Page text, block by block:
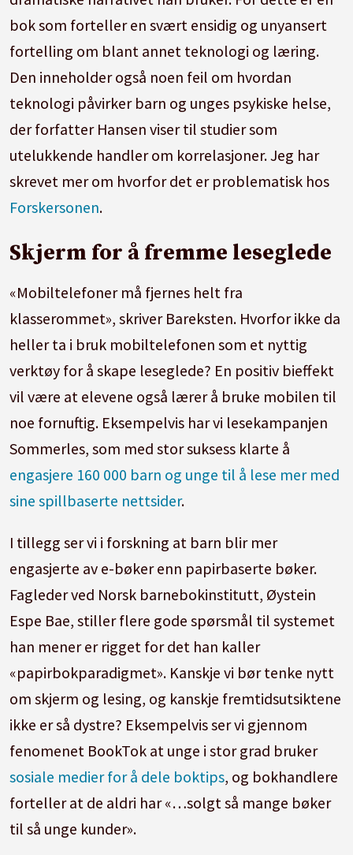
bok som forteller en svært ensidig og unyansert
fortelling om blant annet teknologi og læring.
Den inneholder også noen feil om hvordan
teknologi påvirker barn og unges psykiske helse,
der forfatter Hansen viser til studier som
utelukkende handler om korrelasjoner. Jeg har
skrevet mer om hvorfor det er problematisk hos
Forskersonen.
Skjerm for å fremme leseglede
«Mobiltelefoner må fjernes helt fra
klasserommet», skriver Bareksten. Hvorfor ikke da
heller ta i bruk mobiltelefonen som et nyttig
verktøy for å skape leseglede? En positiv bieffekt
vil være at elevene også lærer å bruke mobilen til
noe fornuftig. Eksempelvis har vi lesekampanjen
Sommerles, som med stor suksess klarte å
engasjere 160 000 barn og unge til å lese mer med
sine spillbaserte nettsider.
I tillegg ser vi i forskning at barn blir mer
engasjerte av e-bøker enn papirbaserte bøker.
Fagleder ved Norsk barnebokinstitutt, Øystein
Espe Bae, stiller flere gode spørsmål til systemet
han mener er rigget for det han kaller
«papirbokparadigmet». Kanskje vi bør tenke nytt
om skjerm og lesing, og kanskje fremtidsutsiktene
ikke er så dystre? Eksempelvis ser vi gjennom
fenomenet BookTok at unge i stor grad bruker
sosiale medier for å dele boktips, og bokhandlere
forteller at de aldri har «…solgt så mange bøker
til så unge kunder».